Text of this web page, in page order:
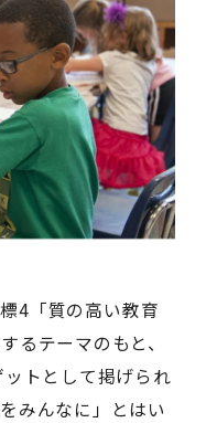
4「質の高い教育
るテーマのもと、
トとして掲げられ
みんなに」とはい